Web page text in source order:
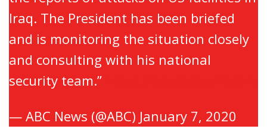
Iraq. The President has been briefed
and is monitoring the situation closely
and consulting with his national
security team.”
— ABC News (@ABC) January 7, 2020